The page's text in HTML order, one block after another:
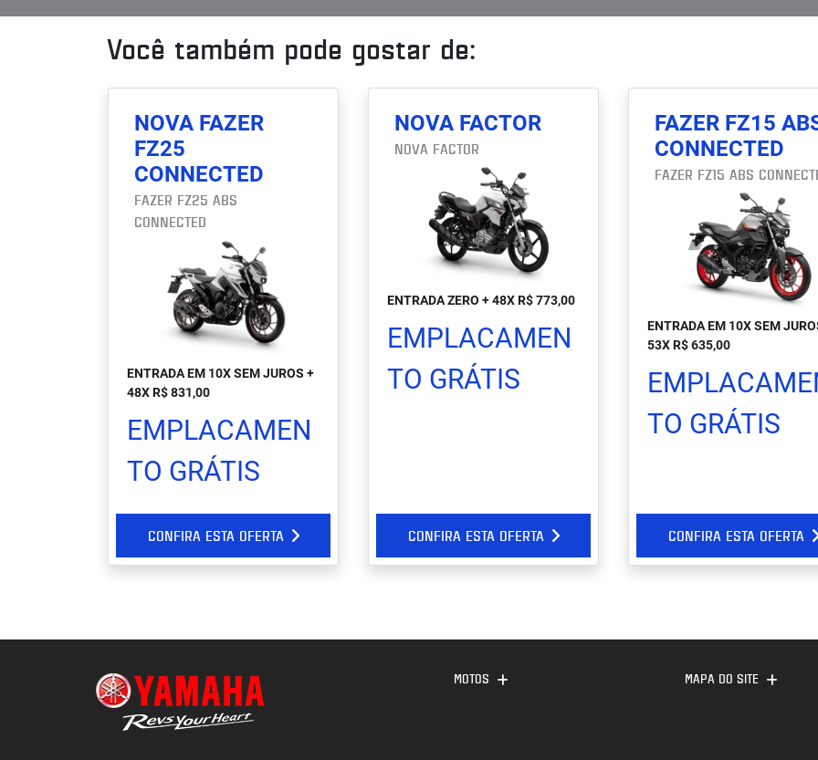
Você também pode gostar de:
NOVA FAZER
FZ25
CONNECTED
FAZER FZ25 ABS
CONNECTED
ENTRADA EM 10X SEM JUROS +
48X R$ 831,00
EMPLACAMEN
TO GRÁTIS
CONFIRA ESTA OFERTA
NOVA FACTOR
NOVA FACTOR
ENTRADA ZERO + 48X R$ 773,00
EMPLACAMEN
TO GRÁTIS
CONFIRA ESTA OFERTA
FAZER FZ15
CONNECTED
FAZER FZ15 ABS
ENTRADA EM 10X SEM
53X R$ 635,00
TO GRÁTIS
CONFIRA ESTA OFERTA
MOTOS MAPA DO SITE